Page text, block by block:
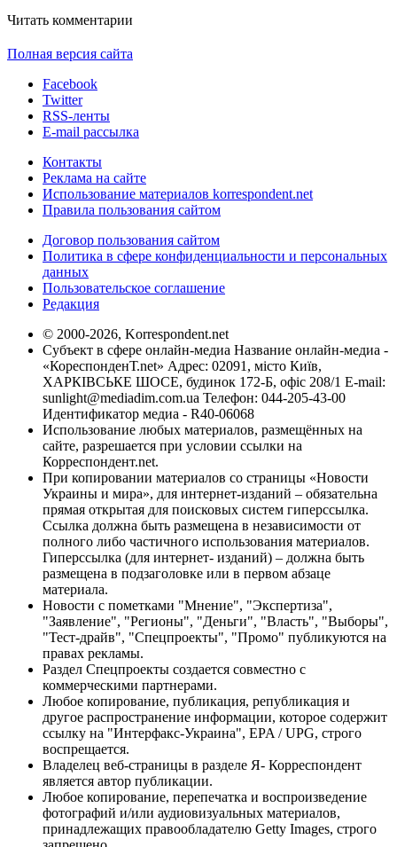
Читать комментарии
Полная версия сайта
Facebook
Twitter
RSS-ленты
E-mail рассылка
Контакты
Реклама на сайте
Использование материалов korrespondent.net
Правила пользования сайтом
Договор пользования сайтом
Политика в сфере конфиденциальности и персональных
данных
Пользовательское соглашение
Редакция
© 2000-2026, Korrespondent.net
Субъект в сфере онлайн-медиа Название онлайн-медиа -
«КореспонденТ.net» Адрес: 02091, місто Київ,
ХАРКІВСЬКЕ ШОСЕ, будинок 172-Б, офіс 208/1 E-mail:
sunlight@mediadim.com.ua Телефон: 044-205-43-00
Идентификатор медиа - R40-06068
Использование любых материалов, размещённых на
сайте, разрешается при условии ссылки на
Корреспондент.net.
При копировании материалов со страницы «Новости
Украины и мира», для интернет-изданий – обязательна
прямая открытая для поисковых систем гиперссылка.
Ссылка должна быть размещена в независимости от
полного либо частичного использования материалов.
Гиперссылка (для интернет- изданий) – должна быть
размещена в подзаголовке или в первом абзаце
материала.
Новости с пометками "Мнение", "Экспертиза",
"Заявление", "Регионы", "Деньги", "Власть", "Выборы",
"Тест-драйв", "Спецпроекты", "Промо" публикуются на
правах рекламы.
Раздел Спецпроекты создается совместно с
коммерческими партнерами.
Любое копирование, публикация, републикация и
другое распространение информации, которое содержит
ссылку на "Интерфакс-Украина", EPA / UPG, строго
воспрещается.
Владелец веб-страницы в разделе Я- Корреспондент
является автор публикации.
Любое копирование, перепечатка и воспроизведение
фотографий и/или аудиовизуальных материалов,
принадлежащих правообладателю Getty Images, строго